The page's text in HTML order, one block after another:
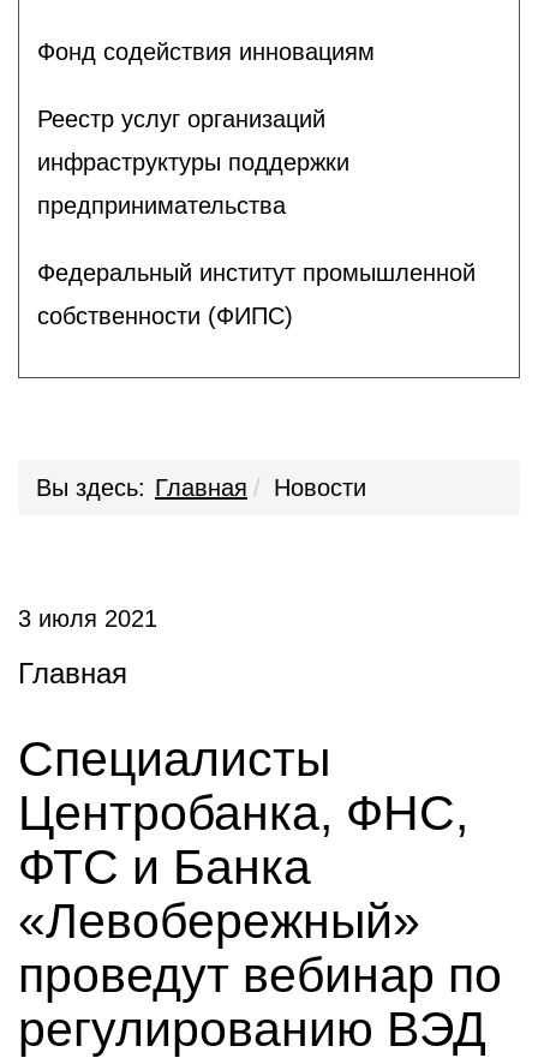
Фонд содействия инновациям
Реестр услуг организаций
инфраструктуры поддержки
предпринимательства
Федеральный институт промышленной
собственности (ФИПС)
Вы здесь: Главная Новости
3 июля 2021
Главная
Специалисты
Центробанка, ФНС,
ФТС и Банка
«Левобережный»
проведут вебинар по
регулированию ВЭД